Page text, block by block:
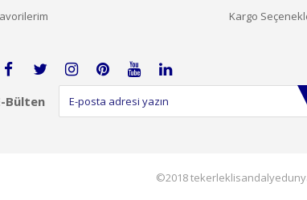
Kargo
Bülten
©2018